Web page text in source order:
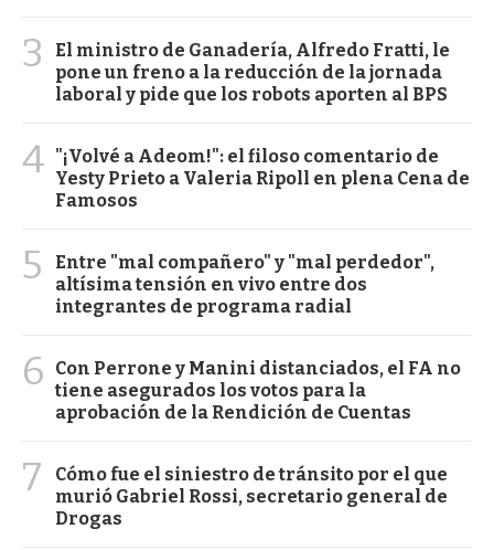
3
El ministro de Ganadería, Alfredo Fratti, le
pone un freno a la reducción de la jornada
laboral y pide que los robots aporten al BPS
4 "¡Volvé a Adeom!": el filoso comentario de
Yesty Prieto a Valeria Ripoll en plena Cena de
Famosos
5
Entre "mal compañero" y "mal perdedor",
altísima tensión en vivo entre dos
integrantes de programa radial
6
Con Perrone y Manini distanciados, el FA no
tiene asegurados los votos para la
aprobación de la Rendición de Cuentas
7
Cómo fue el siniestro de tránsito por el que
murió Gabriel Rossi, secretario general de
Drogas